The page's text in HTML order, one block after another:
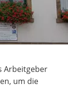
Arbeitgeber
um die